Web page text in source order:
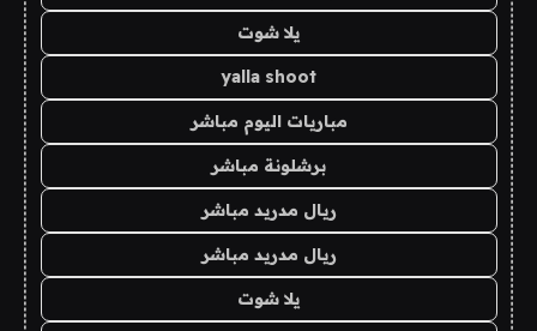
يلا شوت
yalla shoot
مباريات اليوم مباشر
برشلونة مباشر
ريال مدريد مباشر
ريال مدريد مباشر
يلا شوت